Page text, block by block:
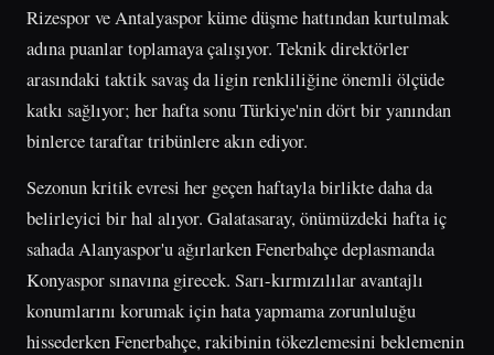
Rizespor ve Antalyaspor küme düşme hattından kurtulmak
adına puanlar toplamaya çalışıyor. Teknik direktörler
arasındaki taktik savaş da ligin renkliliğine önemli ölçüde
katkı sağlıyor; her hafta sonu Türkiye'nin dört bir yanından
binlerce taraftar tribünlere akın ediyor.
Sezonun kritik evresi her geçen haftayla birlikte daha da
belirleyici bir hal alıyor. Galatasaray, önümüzdeki hafta iç
sahada Alanyaspor'u ağırlarken Fenerbahçe deplasmanda
Konyaspor sınavına girecek. Sarı-kırmızılılar avantajlı
konumlarını korumak için hata yapmama zorunluluğu
hissederken Fenerbahçe, rakibinin tökezlemesini beklemenin